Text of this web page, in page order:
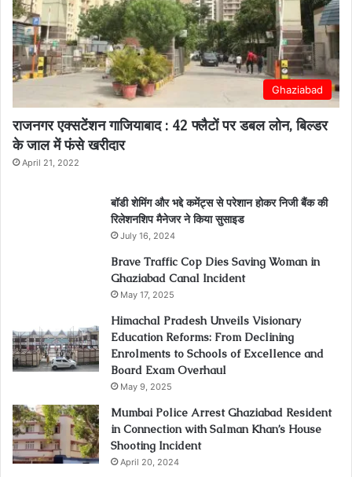
Ghaziabad
राजनगर एक्सटेंशन गाजियाबाद : 42 फ्लैटों पर डबल लोन, बिल्डर
के जाल में फंसे खरीदार
April 21, 2022
बॉडी शेमिंग और भद्दे कमेंट्स से परेशान होकर निजी बैंक की
रिलेशनशिप मैनेजर ने किया सुसाइड
July 16, 2024
Brave Traffic Cop Dies Saving Woman in
Ghaziabad Canal Incident
May 17, 2025
Himachal Pradesh Unveils Visionary
Education Reforms: From Declining
Enrolments to Schools of Excellence and
Board Exam Overhaul
May 9, 2025
Mumbai Police Arrest Ghaziabad Resident
in Connection with Salman Khan’s House
Shooting Incident
April 20, 2024